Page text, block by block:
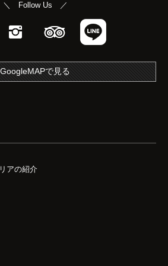
＼ Follow Us ／
InstagramTripAdvisor
GoogleMAPで見る
アの紹介